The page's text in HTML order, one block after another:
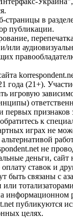
страницы в
публикации.
или
года (21+).
игровую
первых признаков
к
играх не
альтернативой
не
деньги, сайт
ставок и
быть связаны с
или
информационном
публикуются
целях.